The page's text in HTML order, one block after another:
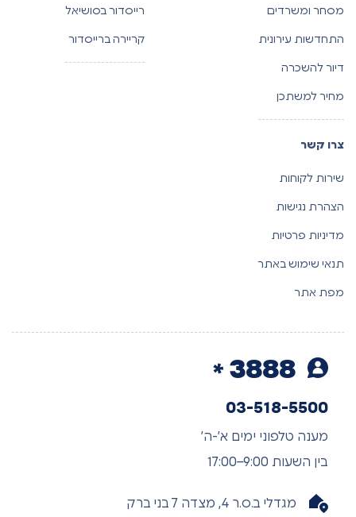
מסחר ומשרדים
התחדשות עירונית
דיור להשכרה
מחיר למשתכן
רייסדור בסושיאל
קריירה ברייסדור
צרו קשר
שירות לקוחות
הצהרת נגישות
מדיניות פרטיות
תנאי שימוש באתר
מפת אתר
03-518-5500
מענה טלפוני ימים א’-ה’
בין השעות 9:00–17:00
מגדלי ב.ס.ר 4, מצדה 7 בני ברק